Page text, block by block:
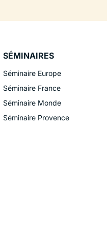
SÉMINAIRES
Séminaire Europe
Séminaire France
Séminaire Monde
Séminaire Provence